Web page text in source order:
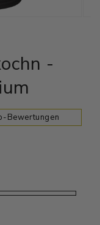
-
Bewertungen